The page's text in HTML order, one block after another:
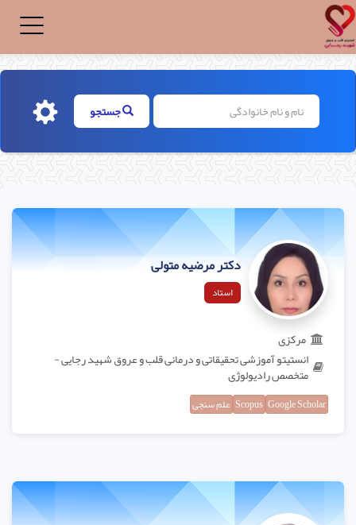
جستجو
دکتر مرضیه متولی
استاد
مرکزی
انستیتو آموزشی تحقیقاتی و درمانی قلب و عروق شهید رجایی -
متخصص رادیولوژی
Google Scholar
Scopus علم سنجی